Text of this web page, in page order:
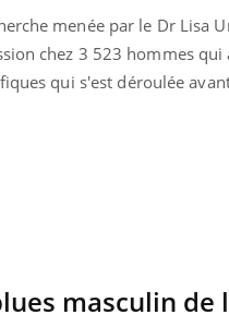
menée par le Dr Lisa
chez 3 523 hommes
qui s'est déroulée
masculin de
des Mains :
Youtube
sont faciles à aborder...